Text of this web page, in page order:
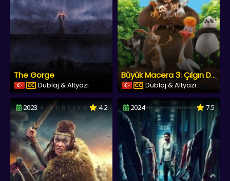
The Gorge
Dublaj & Altyazı
Büyük Macera 3: Çılgın Dostlar
Dublaj & Altyazı
2023 4.2 2024 7.5